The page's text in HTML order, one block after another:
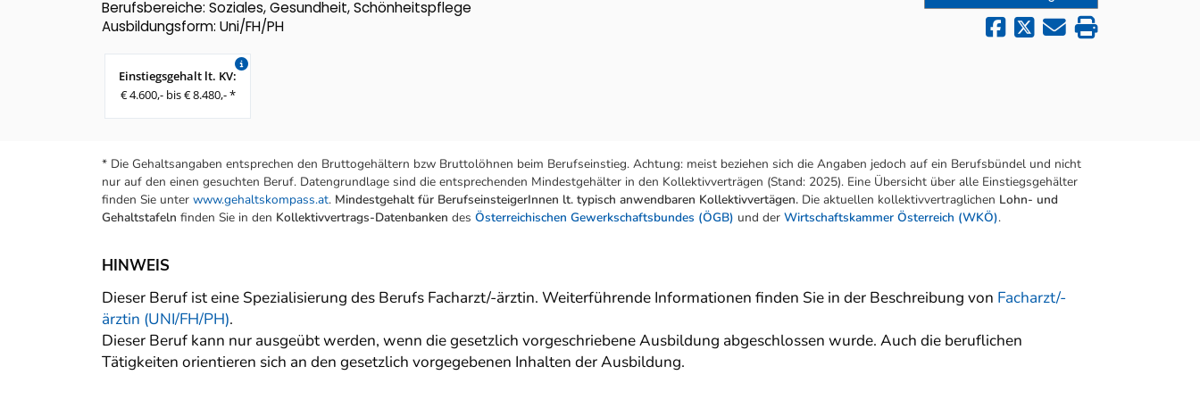
Berufsbereiche: Soziales, Gesundheit, Schönheitspflege
Ausbildungsform: Uni/FH/PH
Einstiegsgehalt lt. KV:
€ 4.600,- bis € 8.480,- *
* Die Gehaltsangaben entsprechen den Bruttogehältern bzw Bruttolöhnen beim Berufseinstieg. Achtung: meist beziehen sich die Angaben jedoch auf ein Berufsbündel und nicht
nur auf den einen gesuchten Beruf. Datengrundlage sind die entsprechenden Mindestgehälter in den Kollektivverträgen (Stand: 2025). Eine Übersicht über alle Einstiegsgehälter
finden Sie unter www.gehaltskompass.at. Mindestgehalt für BerufseinsteigerInnen lt. typisch anwendbaren Kollektivvertägen. Die aktuellen kollektivvertraglichen Lohn- und
Gehaltstafeln finden Sie in den Kollektivvertrags-Datenbanken des Österreichischen Gewerkschaftsbundes (ÖGB) und der Wirtschaftskammer Österreich (WKÖ).
HINWEIS
Dieser Beruf ist eine Spezialisierung des Berufs Facharzt/-ärztin. Weiterführende Informationen finden Sie in der Beschreibung von Facharzt/-
ärztin (UNI/FH/PH).
Dieser Beruf kann nur ausgeübt werden, wenn die gesetzlich vorgeschriebene Ausbildung abgeschlossen wurde. Auch die beruflichen
Tätigkeiten orientieren sich an den gesetzlich vorgegebenen Inhalten der Ausbildung.